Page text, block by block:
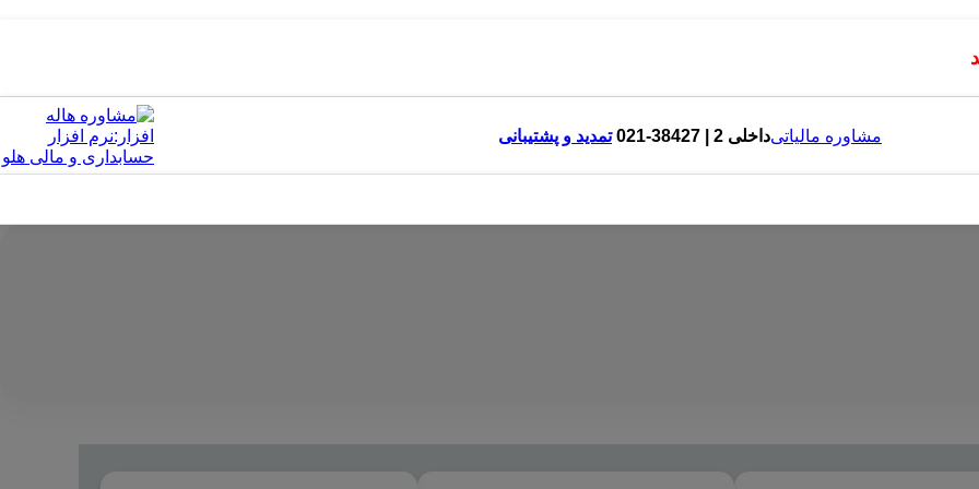
مشاوره مالیاتیداخلی 2 | 38427-021 تمدید و پشتیبانی